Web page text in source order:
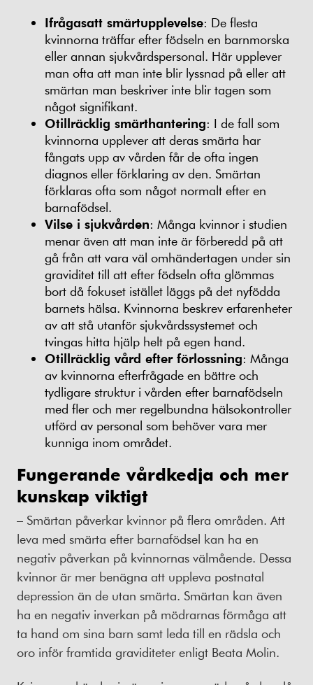
Ifrågasatt smärtupplevelse: De flesta
kvinnorna träffar efter födseln en barnmorska
eller annan sjukvårdspersonal. Här upplever
man ofta att man inte blir lyssnad på eller att
smärtan man beskriver inte blir tagen som
något signifikant.
Otillräcklig smärthantering: I de fall som
kvinnorna upplever att deras smärta har
fångats upp av vården får de ofta ingen
diagnos eller förklaring av den. Smärtan
förklaras ofta som något normalt efter en
barnafödsel.
Vilse i sjukvården: Många kvinnor i studien
menar även att man inte är förberedd på att
gå från att vara väl omhändertagen under sin
graviditet till att efter födseln ofta glömmas
bort då fokuset istället läggs på det nyfödda
barnets hälsa. Kvinnorna beskrev erfarenheter
av att stå utanför sjukvårdssystemet och
tvingas hitta hjälp helt på egen hand.
Otillräcklig vård efter förlossning: Många
av kvinnorna efterfrågade en bättre och
tydligare struktur i vården efter barnafödseln
med fler och mer regelbundna hälsokontroller
utförd av personal som behöver vara mer
kunniga inom området.
Fungerande vårdkedja och mer
kunskap viktigt
– Smärtan påverkar kvinnor på flera områden. Att
leva med smärta efter barnafödsel kan ha en
negativ påverkan på kvinnornas välmående. Dessa
kvinnor är mer benägna att uppleva postnatal
depression än de utan smärta. Smärtan kan även
ha en negativ inverkan på mödrarnas förmåga att
ta hand om sina barn samt leda till en rädsla och
oro inför framtida graviditeter enligt Beata Molin.